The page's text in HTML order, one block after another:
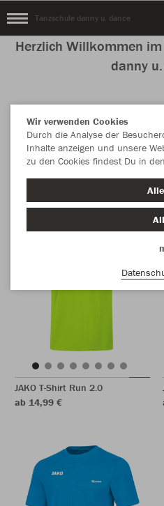
Tanzschule danny u. dance
Herzlich Willkommen
danny
Nachhaltig
JAKO T-Shirt Run 2.0
ab 14,99 €
Wir verwenden Cookies
Durch die Analyse der
Inhalte anzeigen und unsere
zu den Cookies findest Du in